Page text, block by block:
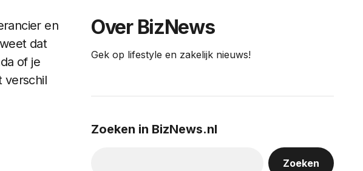
en
dat
of je
verschil
Over BizNews
Gek op lifestyle en zakelijk nieuws!
Zoeken in BizNews.nl
Zoeken